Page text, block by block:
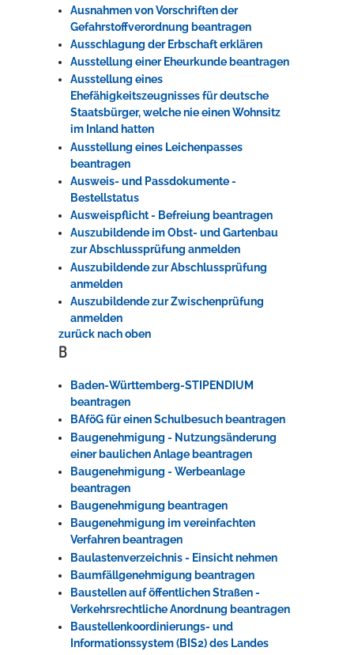
Ausnahmen von Vorschriften der
Gefahrstoffverordnung beantragen
Ausschlagung der Erbschaft erklären
Ausstellung einer Eheurkunde beantragen
Ausstellung eines
Ehefähigkeitszeugnisses für deutsche
Staatsbürger, welche nie einen Wohnsitz
im Inland hatten
Ausstellung eines Leichenpasses
beantragen
Ausweis- und Passdokumente -
Bestellstatus
Ausweispflicht - Befreiung beantragen
Auszubildende im Obst- und Gartenbau
zur Abschlussprüfung anmelden
Auszubildende zur Abschlussprüfung
anmelden
Auszubildende zur Zwischenprüfung
anmelden
zurück nach oben
B
Baden-Württemberg-STIPENDIUM
beantragen
BAföG für einen Schulbesuch beantragen
Baugenehmigung - Nutzungsänderung
einer baulichen Anlage beantragen
Baugenehmigung - Werbeanlage
beantragen
Baugenehmigung beantragen
Baugenehmigung im vereinfachten
Verfahren beantragen
Baulastenverzeichnis - Einsicht nehmen
Baumfällgenehmigung beantragen
Baustellen auf öffentlichen Straßen -
Verkehrsrechtliche Anordnung beantragen
Baustellenkoordinierungs- und
Informationssystem (BIS2) des Landes